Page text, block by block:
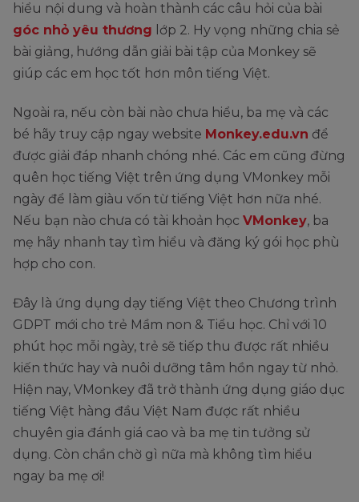
hiểu nội dung và hoàn thành các câu hỏi của bài
góc nhỏ yêu thương lớp 2. Hy vọng những chia sẻ
bài giảng, hướng dẫn giải bài tập của Monkey sẽ
giúp các em học tốt hơn môn tiếng Việt.
Ngoài ra, nếu còn bài nào chưa hiểu, ba mẹ và các
bé hãy truy cập ngay website Monkey.edu.vn để
được giải đáp nhanh chóng nhé. Các em cũng đừng
quên học tiếng Việt trên ứng dụng VMonkey mỗi
ngày để làm giàu vốn từ tiếng Việt hơn nữa nhé.
Nếu bạn nào chưa có tài khoản học VMonkey, ba
mẹ hãy nhanh tay tìm hiểu và đăng ký gói học phù
hợp cho con.
Đây là ứng dụng dạy tiếng Việt theo Chương trình
GDPT mới cho trẻ Mầm non & Tiểu học. Chỉ với 10
phút học mỗi ngày, trẻ sẽ tiếp thu được rất nhiều
kiến thức hay và nuôi dưỡng tâm hồn ngay từ nhỏ.
Hiện nay, VMonkey đã trở thành ứng dụng giáo dục
tiếng Việt hàng đầu Việt Nam được rất nhiều
chuyên gia đánh giá cao và ba mẹ tin tưởng sử
dụng. Còn chần chờ gì nữa mà không tìm hiểu
ngay ba mẹ ơi!